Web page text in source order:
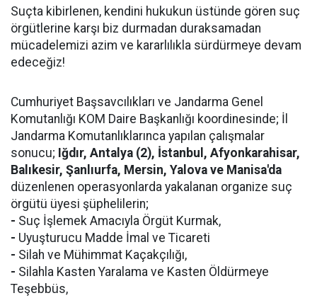
Suçta kibirlenen, kendini hukukun üstünde gören suç
örgütlerine karşı biz durmadan duraksamadan
mücadelemizi azim ve kararlılıkla sürdürmeye devam
edeceğiz!
Cumhuriyet Başsavcılıkları ve Jandarma Genel
Komutanlığı KOM Daire Başkanlığı koordinesinde; İl
Jandarma Komutanlıklarınca yapılan çalışmalar
sonucu; Iğdır, Antalya (2), İstanbul, Afyonkarahisar,
Balıkesir, Şanlıurfa, Mersin, Yalova ve Manisa'da
düzenlenen operasyonlarda yakalanan organize suç
örgütü üyesi şüphelilerin;
- Suç İşlemek Amacıyla Örgüt Kurmak,
- Uyuşturucu Madde İmal ve Ticareti
- Silah ve Mühimmat Kaçakçılığı,
- Silahla Kasten Yaralama ve Kasten Öldürmeye
Teşebbüs,